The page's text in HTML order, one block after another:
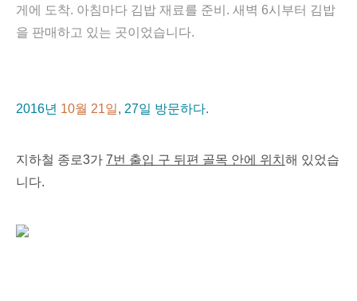
게에 도착. 아침마다 김밥 재료를 준비. 새벽 6시부터 김밥
을 판매하고 있는 곳이었습니다.
2016년 10월 21일, 27일 방문하다.
지하철 종로3가 7번 출입 구 뒤편 골목 안에 위치 해 있었습
니다.